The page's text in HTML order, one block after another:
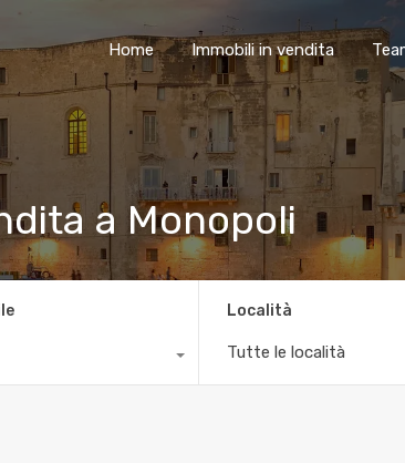
Home Immobili in vendita
a Monopoli
Località
Tutte le località